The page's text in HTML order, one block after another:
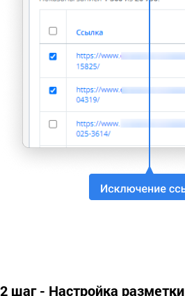
2 шаг - Настройка разметки